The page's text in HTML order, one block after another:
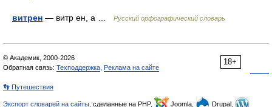
витрен — витр ен, а … Русский орфографический словарь
18+
© Академик, 2000-2026
Обратная связь: Техподдержка Реклама на сайте
👣 Путешествия
Экспорт словарей на сайты , сделанные на PHP, Joomla,
Drupal,